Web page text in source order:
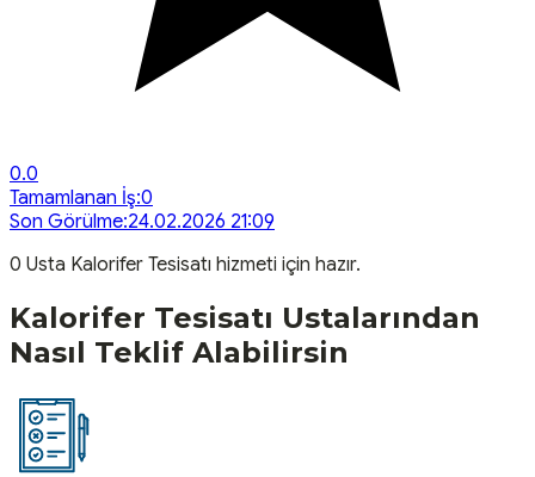
0.0
Tamamlanan İş:0
Son Görülme:24.02.2026 21:09
0 Usta Kalorifer Tesisatı hizmeti için hazır.
Kalorifer Tesisatı Ustalarından
Nasıl Teklif Alabilirsin